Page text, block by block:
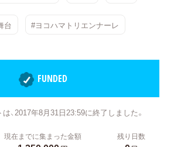
台 #ヨコハマトリエンナーレ
FUNDED
、2017年8月31日23:59に終了しました。
現在までに集まった金額 残り日数